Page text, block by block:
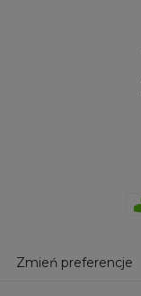
Zmień preferencje